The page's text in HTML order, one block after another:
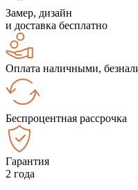
Замер, дизайн
и доставка бесплатно
Оплата наличными,
Беспроцентная рассрочка
Гарантия
2 года